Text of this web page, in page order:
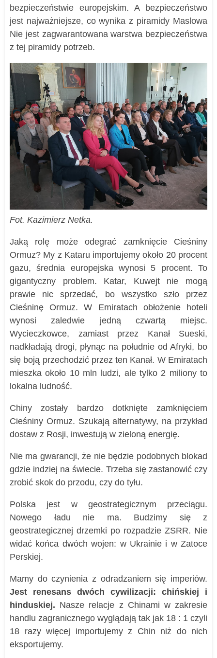
bezpieczeństwie europejskim. A bezpieczeństwo
jest najważniejsze, co wynika z piramidy Maslowa
Nie jest zagwarantowana warstwa bezpieczeństwa
z tej piramidy potrzeb.
Fot. Kazimierz Netka.
Jaką rolę może odegrać zamknięcie Cieśniny
Ormuz? My z Kataru importujemy około 20 procent
gazu, średnia europejska wynosi 5 procent. To
gigantyczny problem. Katar, Kuwejt nie mogą
prawie nic sprzedać, bo wszystko szło przez
Cieśninę Ormuz. W Emiratach obłożenie hoteli
wynosi zaledwie jedną czwartą miejsc.
Wycieczkowce, zamiast przez Kanał Sueski,
nadkładają drogi, płynąc na południe od Afryki, bo
się boją przechodzić przez ten Kanał. W Emiratach
mieszka około 10 mln ludzi, ale tylko 2 miliony to
lokalna ludność.
Chiny zostały bardzo dotknięte zamknięciem
Cieśniny Ormuz. Szukają alternatywy, na przykład
dostaw z Rosji, inwestują w zieloną energię.
Nie ma gwarancji, że nie będzie podobnych blokad
gdzie indziej na świecie. Trzeba się zastanowić czy
zrobić skok do przodu, czy do tyłu.
Polska jest w geostrategicznym przeciągu.
Nowego ładu nie ma. Budzimy się z
geostrategicznej drzemki po rozpadzie ZSRR. Nie
widać końca dwóch wojen: w Ukrainie i w Zatoce
Perskiej.
Mamy do czynienia z odradzaniem się imperiów.
Jest renesans dwóch cywilizacji: chińskiej i
hinduskiej. Nasze relacje z Chinami w zakresie
handlu zagranicznego wyglądają tak jak 18 : 1 czyli
18 razy więcej importujemy z Chin niż do nich
eksportujemy.